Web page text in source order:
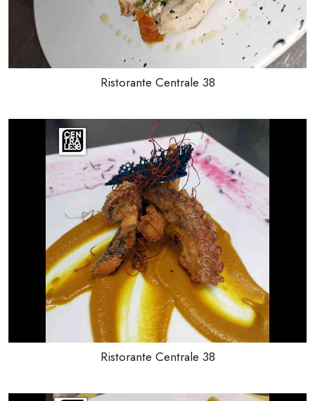
Ristorante Centrale 38
Ristorante Centrale 38